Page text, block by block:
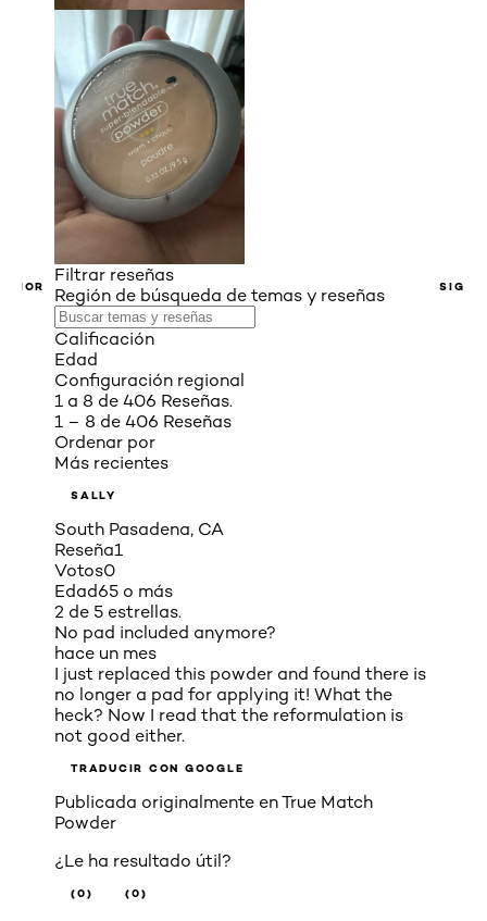
Filtrar reseñas
Región de búsqueda de temas y reseñas
Calificación
Edad
Configuración regional
1 a 8 de 406 Reseñas.
1 – 8 de 406 Reseñas
Ordenar por
Más recientes
SALLY
South Pasadena, CA
Reseña1
Votos0
Edad65 o más
2 de 5 estrellas.
No pad included anymore?
hace un mes
I just replaced this powder and found there is
no longer a pad for applying it! What the
heck? Now I read that the reformulation is
not good either.
TRADUCIR CON GOOGLE
Publicada originalmente enTrue Match
Powder
¿Le ha resultado útil?
(0) (0)